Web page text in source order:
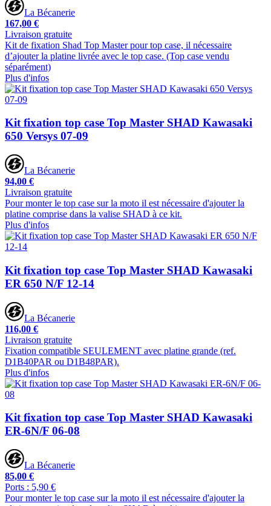
La Bécanerie
167,00 €
Livraison gratuite
Kit de fixation Shad Top Master pour top case, il nécessaire
d’ajouter la platine livrée avec le top case. (Top case vendu
séparément)
Plus d'infos
Kit fixation top case Top Master SHAD Kawasaki
650 Versys 07-09
La Bécanerie
94,00 €
Livraison gratuite
Pour monter le top case sur la moto il est nécessaire d'ajouter la
platine comprise dans la valise SHAD à ce kit.
Plus d'infos
Kit fixation top case Top Master SHAD Kawasaki
ER 650 N/F 12-14
La Bécanerie
116,00 €
Livraison gratuite
Fixation compatible SEULEMENT avec platine grande (ref.
D1B40PAR ou D1B48PAR).
Plus d'infos
Kit fixation top case Top Master SHAD Kawasaki
ER-6N/F 06-08
La Bécanerie
85,00 €
Ports : 5,90 €
Pour monter le top case sur la moto il est nécessaire d'ajouter la